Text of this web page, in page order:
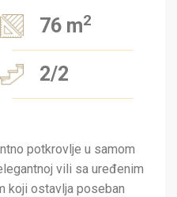
76 m2
2/2
potkrovlje u samom
vili sa uređenim
koji ostavlja poseban